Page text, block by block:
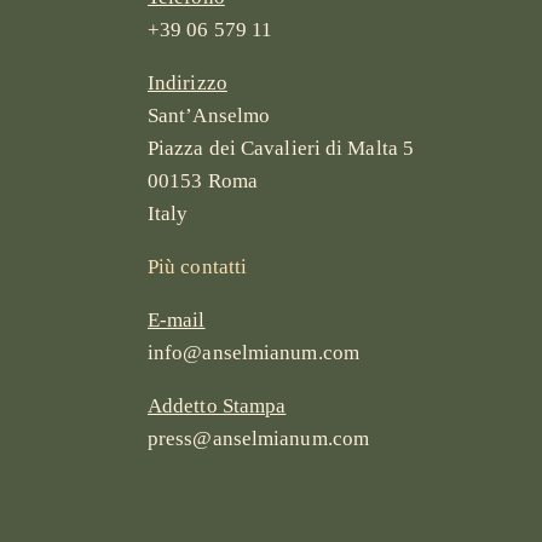
+39 06 579 11
Indirizzo
Sant’Anselmo
Piazza dei Cavalieri di Malta 5
00153 Roma
Italy
Più contatti
E-mail
info@anselmianum.com
Addetto Stampa
press@anselmianum.com